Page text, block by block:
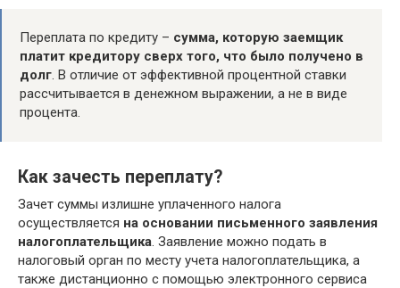
Переплата по кредиту – сумма, которую заемщик
платит кредитору сверх того, что было получено в
долг. В отличие от эффективной процентной ставки
рассчитывается в денежном выражении, а не в виде
процента.
Как зачесть переплату?
Зачет суммы излишне уплаченного налога
осуществляется на основании письменного заявления
налогоплательщика. Заявление можно подать в
налоговый орган по месту учета налогоплательщика, а
также дистанционно с помощью электронного сервиса